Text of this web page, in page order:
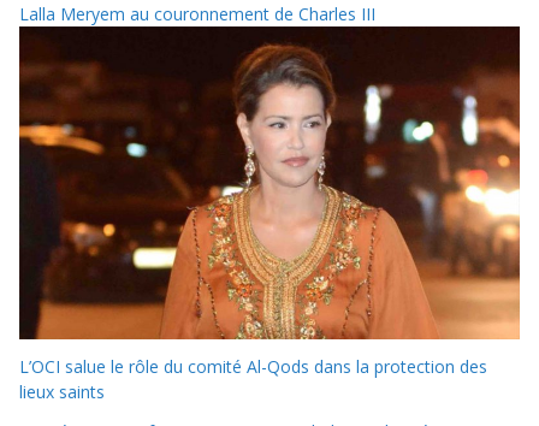
Lalla Meryem au couronnement de Charles III
L’OCI salue le rôle du comité Al-Qods dans la protection des
lieux saints